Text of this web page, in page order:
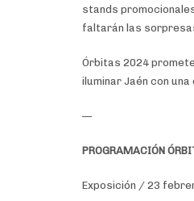
stands
faltarán las
Órbitas 2024
iluminar Jaén con
—
PROGRAMACIÓN
Exposición / 23